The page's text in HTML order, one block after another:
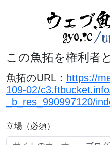
この魚拓を権利者
魚拓のURL： https://
109-02/
_b_res_990997120/
立場（必須）